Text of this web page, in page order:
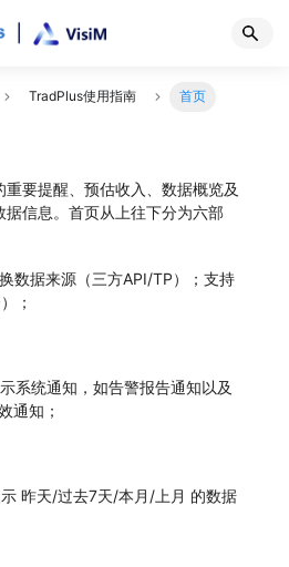
TradPlus使用指南 首页
要提醒、预估收入、数据概览及
据信息。首页从上往下分为六部
数据来源（三方API/TP）；支持
；
系统通知，如告警报告通知以及
通知；
昨天/过去7天/本月/上月 的数据